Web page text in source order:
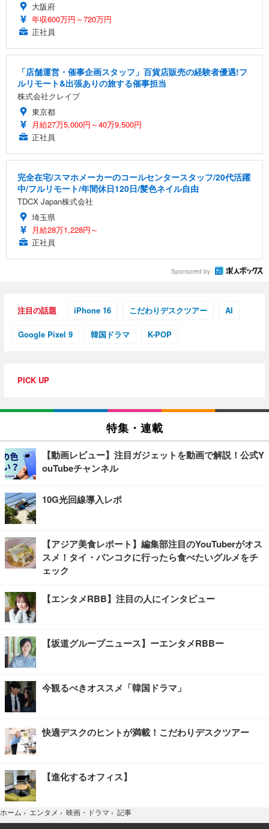
大阪府
年収600万円～720万円
正社員
「店舗運営・催事企画スタッフ」百貨店販売の経験者優遇!フ
ルリモート&出張ありの旅する催事担当
株式会社クレイブ
東京都
月給27万5,000円～40万9,500円
正社員
完全在宅/スマホメーカーのコールセンタースタッフ/20代活躍
中/フルリモート/年間休日120日/髪色ネイル自由
TDCX Japan株式会社
埼玉県
月給28万1,228円～
正社員
Sponsored by
注目の話題 iPhone 16 こだわりデスクツアー AI
Google Pixel 9 韓国ドラマ K-POP
PICK UP
特集・連載
【動画レビュー】注目ガジェットを動画で解説！公式Y
ouTubeチャンネル
10G光回線導入レポ
【アジア美食レポート】編集部注目のYouTuberがオス
スメ！タイ・バンコクに行ったら食べたいグルメをチ
ェック
【エンタメRBB】注目の人にインタビュー
【坂道グループニュース】ーエンタメRBBー
今観るべきオススメ「韓国ドラマ」
快適デスクのヒントが満載！こだわりデスクツアー
【進化するオフィス】
ホーム › エンタメ › 映画・ドラマ › 記事